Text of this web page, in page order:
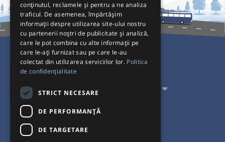
Pentru Călători
Pentru Transportatori
Interacționăm
Acceptăm plăți cu
conținutul, reclamele și pentru a ne analiza
traficul. De asemenea, împărtășim
informații despre utilizarea site-ului nostru
cu partenerii noștri de publicitate și analiză,
care le pot combina cu alte informații pe
care le-ați furnizat sau pe care le-au
colectat din utilizarea serviciilor lor. Politica
de confidențialitate
STRICT NECESARE
DE PERFORMANȚĂ
DE TARGETARE